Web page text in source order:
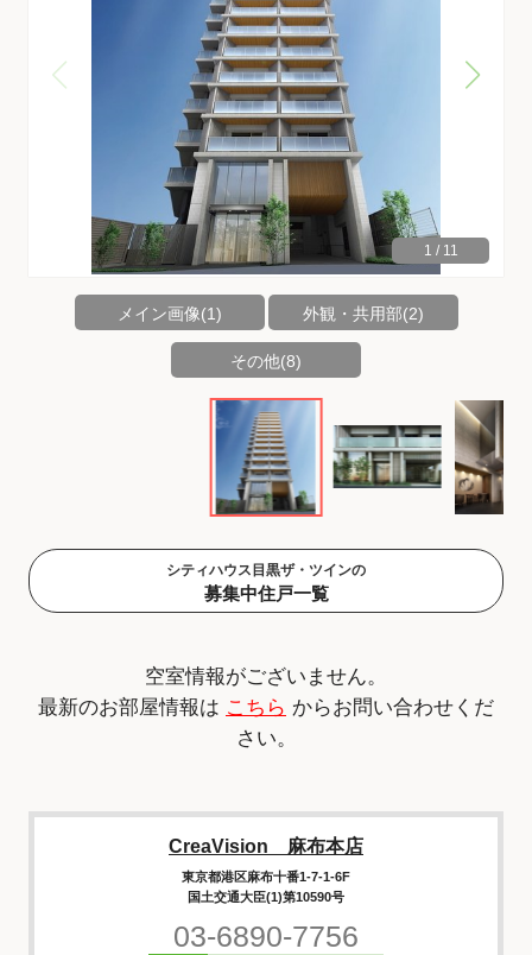
1 / 11
メイン画像(1) 外観・共用部(2)
その他(8)
シティハウス目黒ザ・ツインの
募集中住戸一覧
空室情報がございません。
最新のお部屋情報は こちら からお問い合わせくだ
さい。
CreaVision 麻布本店
東京都港区麻布十番1-7-1-6F
国土交通大臣(1)第10590号
03-6890-7756